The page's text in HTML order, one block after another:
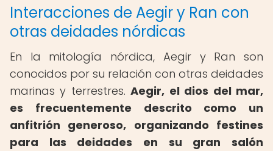
Interacciones de Aegir y Ran con
otras deidades nórdicas
En la mitología nórdica, Aegir y Ran son
conocidos por su relación con otras deidades
marinas y terrestres.Aegir, el dios del mar,
es frecuentemente descrito como un
anfitrión generoso, organizando festines
para las deidades en su gran salón